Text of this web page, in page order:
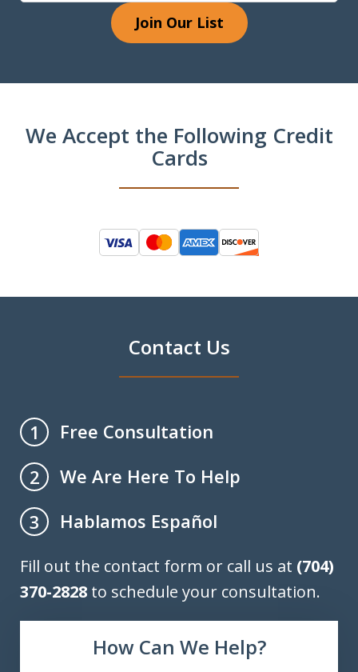
Join Our List
We Accept the Following Credit
Cards
Contact Us
1
Free Consultation
2
We Are Here To Help
3
Hablamos Español
Fill out the contact form or call us at (704)
370-2828 to schedule your consultation.
How Can We Help?